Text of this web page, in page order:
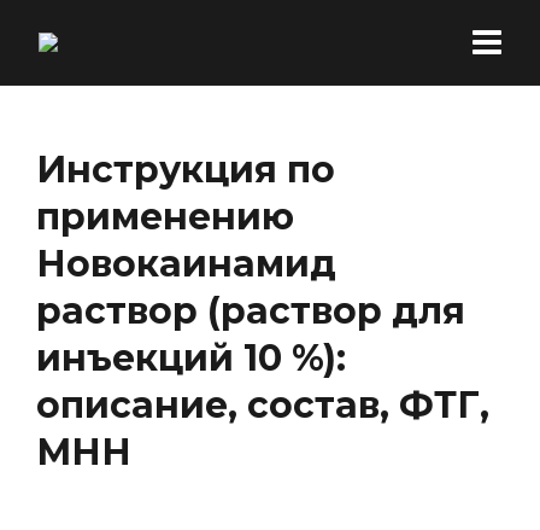
Инструкция по
применению
Новокаинамид
раствор (раствор для
инъекций 10 %):
описание, состав, ФТГ,
МНН